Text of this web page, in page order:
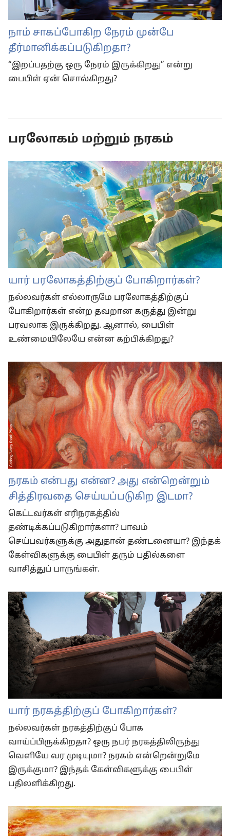
நாம் சாகப்போகிற நேரம் முன்பே
தீர்மானிக்கப்படுகிறதா?
“இறப்பதற்கு ஒரு நேரம் இருக்கிறது” என்று
பைபிள் ஏன் சொல்கிறது?
பரலோகம் மற்றும் நரகம்
யார் பரலோகத்திற்குப் போகிறார்கள்?
நல்லவர்கள் எல்லாருமே பரலோகத்திற்குப்
போகிறார்கள் என்ற தவறான கருத்து இன்று
பரவலாக இருக்கிறது. ஆனால், பைபிள்
உண்மையிலேயே என்ன கற்பிக்கிறது?
நரகம் என்பது என்ன? அது என்றென்றும்
சித்திரவதை செய்யப்படுகிற இடமா?
கெட்டவர்கள் எரிநரகத்தில்
தண்டிக்கப்படுகிறார்களா? பாவம்
செய்பவர்களுக்கு அதுதான் தண்டனையா? இந்தக்
கேள்விகளுக்கு பைபிள் தரும் பதில்களை
வாசித்துப் பாருங்கள்.
யார் நரகத்திற்குப் போகிறார்கள்?
நல்லவர்கள் நரகத்திற்குப் போக
வாய்ப்பிருக்கிறதா? ஒரு நபர் நரகத்திலிருந்து
வெளியே வர முடியுமா? நரகம் என்றென்றுமே
இருக்குமா? இந்தக் கேள்விகளுக்கு பைபிள்
பதிலளிக்கிறது.